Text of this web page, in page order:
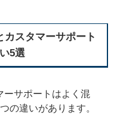
カスタマーサポート
5選
ーサポートはよく混
の違いがあります。